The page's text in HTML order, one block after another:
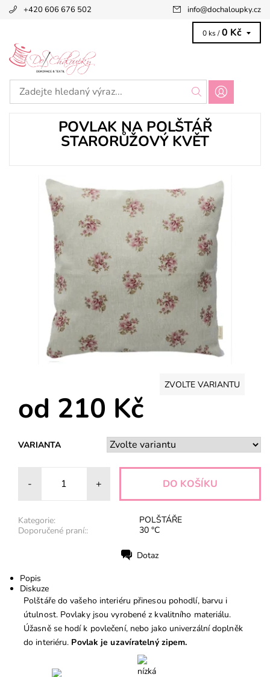
+420 606 676 502 info@dochaloupky.cz
0 ks / 0 Kč
POVLAK NA POLŠTÁŘ
STARORŮŽOVÝ KVĚT
ZVOLTE VARIANTU
od 210 Kč
VARIANTA
- +
Kategorie:
POLŠTÁŘE
Doporučené praní::
30 °C
Dotaz
Popis
Diskuze
Polštáře do vašeho interiéru přinesou pohodlí, barvu i
útulnost. Povlaky jsou vyrobené z kvalitního materiálu.
Úžasně se hodí k povlečení, nebo jako univerzální doplněk
do interiéru. Povlak je uzavíratelný zipem.